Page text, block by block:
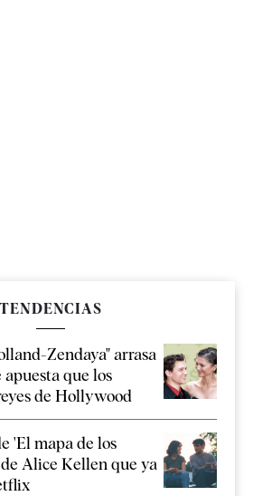
TENDENCIAS
Zendaya" arrasa
que los
de Hollywood
'El mapa de los
Alice Kellen que ya